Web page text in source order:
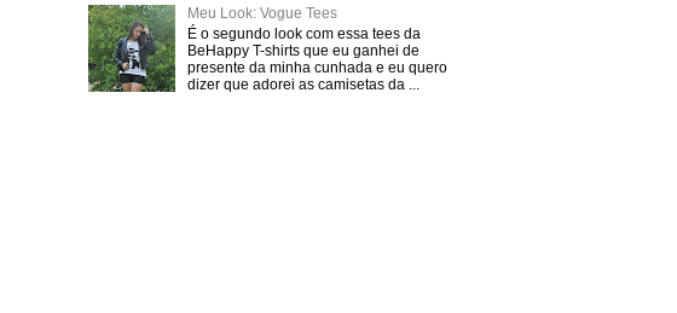
Meu Look: Vogue Tees
É o segundo look com essa tees da
BeHappy T-shirts que eu ganhei de
presente da minha cunhada e eu quero
dizer que adorei as camisetas da ...